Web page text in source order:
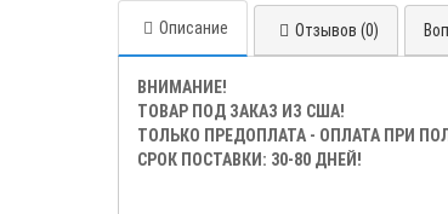
Описание Отзывов (0)
ВНИМАНИЕ!
ТОВАР ПОД ЗАКАЗ ИЗ США!
ТОЛЬКО ПРЕДОПЛАТА - ОПЛАТА ПРИ
СРОК ПОСТАВКИ: 30-80 ДНЕЙ!